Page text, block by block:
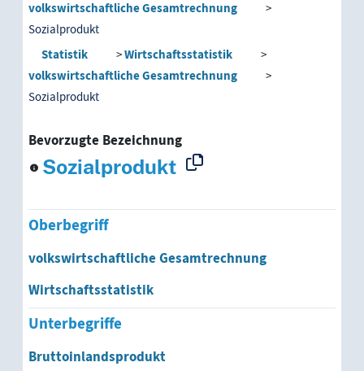
Bruttosozialprodukt
Sozialprodukt
Bruttoinlandsprodukt
Volkseinkommen
volkswirtschaftliche Gesamtrechnung
Sozialprodukt
Statistik
Wirtschaftsstatistik
volkswirtschaftliche Gesamtrechnung
Sozialprodukt
Bevorzugte Bezeichnung
Sozialprodukt
Oberbegriff
volkswirtschaftliche Gesamtrechnung
Wirtschaftsstatistik
Unterbegriffe
Bruttoinlandsprodukt